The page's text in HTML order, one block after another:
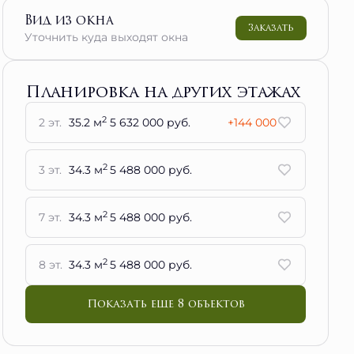
Вид из окна
Уточнить куда выходят окна
Заказать
Планировка на других этажах
2 эт. 35.2 м2 5 632 000 руб. +144 000
3 эт. 34.3 м2 5 488 000 руб.
7 эт. 34.3 м2 5 488 000 руб.
8 эт. 34.3 м2 5 488 000 руб.
Показать еще 8 объектов